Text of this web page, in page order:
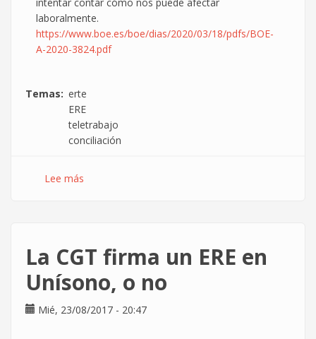
laboralmente.
https://www.boe.es/boe/dias/2020/03/18/pdfs/BOE-
A-2020-3824.pdf
Temas
erte
ERE
teletrabajo
conciliación
Lee más
persona
el
de
La CGT firma un ERE en
Unísono, o no
Mié, 23/08/2017 - 20:47